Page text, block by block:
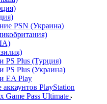
PSN (Украина)
PS Plus (Турция)
PS Plus (Украина)
EA Play
аккаунтов PlayStation
Game Pass Ultimate